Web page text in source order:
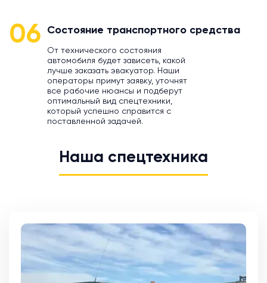
06 Состояние транспортного средства
От технического состояния
автомобиля будет зависеть, какой
лучше заказать эвакуатор. Наши
операторы примут заявку, уточнят
все рабочие нюансы и подберут
оптимальный вид спецтехники,
который успешно справится с
поставленной задачей.
Наша спецтехника